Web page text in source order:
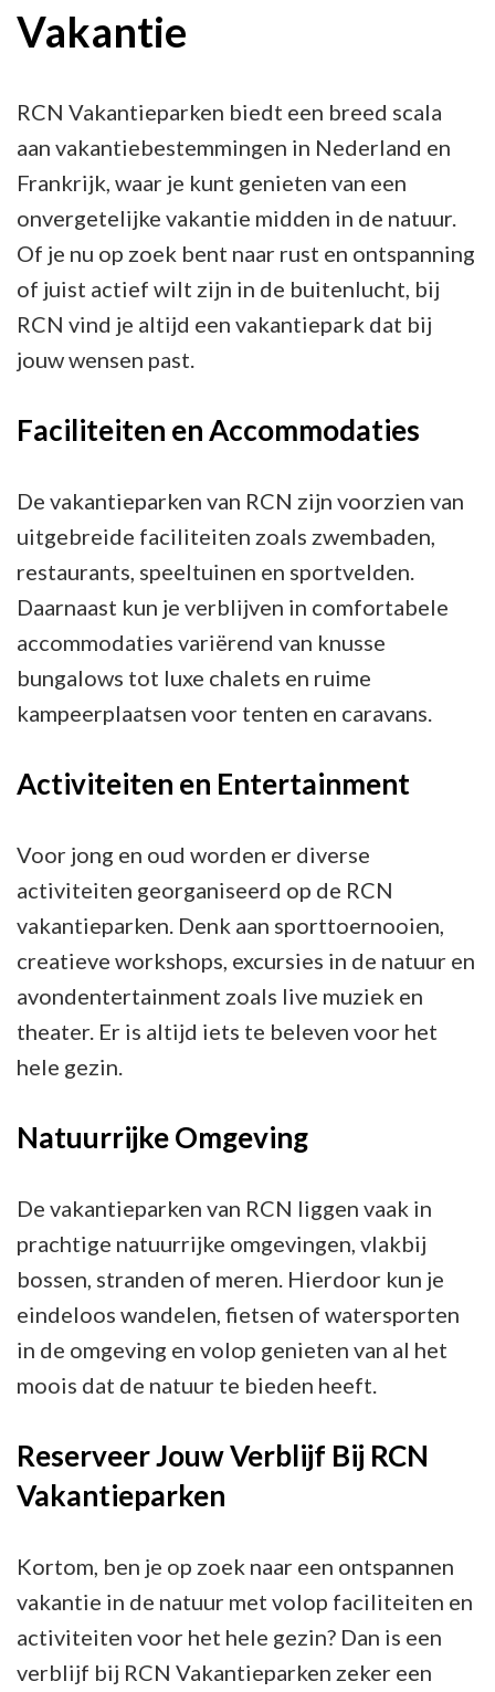
van
RCN
Vakantie
RCN Vakantieparken biedt een breed scala
aan vakantiebestemmingen in Nederland en
Frankrijk, waar je kunt genieten van een
onvergetelijke vakantie midden in de natuur.
Of je nu op zoek bent naar rust en ontspanning
of juist actief wilt zijn in de buitenlucht, bij
RCN vind je altijd een vakantiepark dat bij
jouw wensen past.
Faciliteiten en Accommodaties
De vakantieparken van RCN zijn voorzien van
uitgebreide faciliteiten zoals zwembaden,
restaurants, speeltuinen en sportvelden.
Daarnaast kun je verblijven in comfortabele
accommodaties variërend van knusse
bungalows tot luxe chalets en ruime
kampeerplaatsen voor tenten en caravans.
Activiteiten en Entertainment
Voor jong en oud worden er diverse
activiteiten georganiseerd op de RCN
vakantieparken. Denk aan sporttoernooien,
creatieve workshops, excursies in de natuur en
avondentertainment zoals live muziek en
theater. Er is altijd iets te beleven voor het
hele gezin.
Natuurrijke Omgeving
De vakantieparken van RCN liggen vaak in
prachtige natuurrijke omgevingen, vlakbij
bossen, stranden of meren. Hierdoor kun je
eindeloos wandelen, fietsen of watersporten
in de omgeving en volop genieten van al het
moois dat de natuur te bieden heeft.
Reserveer Jouw Verblijf Bij RCN
Vakantieparken
Kortom, ben je op zoek naar een ontspannen
vakantie in de natuur met volop faciliteiten en
activiteiten voor het hele gezin? Dan is een
verblijf bij RCN Vakantieparken zeker een